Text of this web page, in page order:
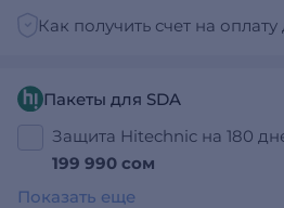
Как получить счет на
Пакеты для SDA
Защита Hitechnic на 180
199 990 сом
Показать еще